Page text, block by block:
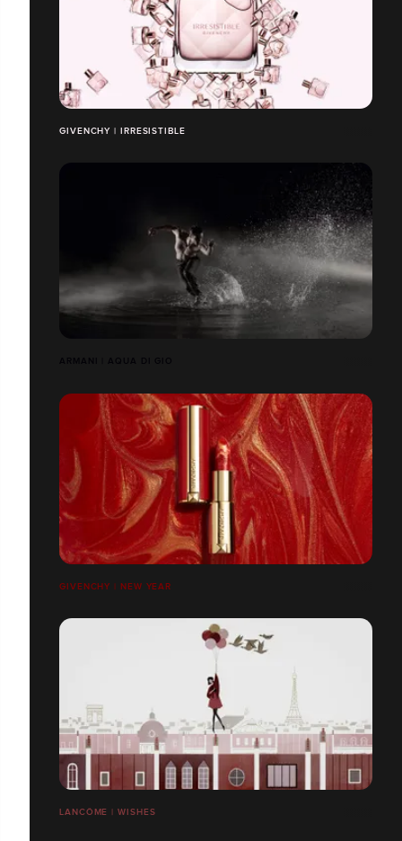
GIVENCHY | IRRESISTIBLE
GIVENCHY | NEW YEAR
LANCÔME | WISHES